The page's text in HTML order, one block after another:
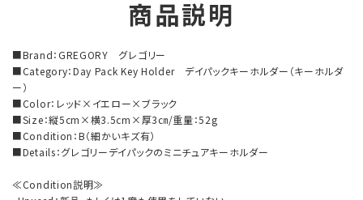
商品説明
■Brand：GREGORY グレゴリー
■Category：Day Pack Key Holder デイパックキーホルダー（キーホルダ
ー）
■Color：レッド×イエロー×ブラック
■Size：縦5cm×横3.5cm×厚3㎝/重量：52g
■Condition：B（細かいキズ有）
■Details：グレゴリーデイパックのミニチュアキーホルダー
≪Condition説明≫